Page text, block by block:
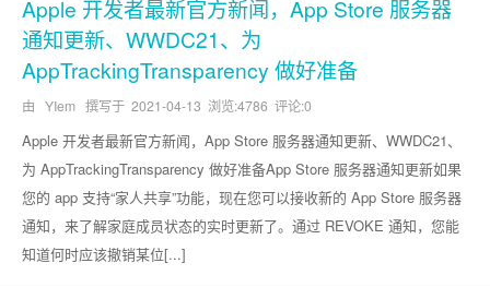
Apple 开发者最新官方新闻，App Store 服务器
通知更新、WWDC21、为
AppTrackingTransparency 做好准备
由 YIem 撰写于 2021-04-13 浏览:4786 评论:0
Apple 开发者最新官方新闻，App Store 服务器通知更新、WWDC21、
为 AppTrackingTransparency 做好准备App Store 服务器通知更新如果
您的 app 支持“家人共享”功能，现在您可以接收新的 App Store 服务器
通知，来了解家庭成员状态的实时更新了。通过 REVOKE 通知，您能
知道何时应该撤销某位[...]